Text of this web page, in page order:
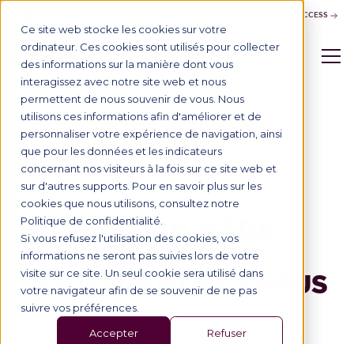
Ce site web stocke les cookies sur votre
ordinateur. Ces cookies sont utilisés pour collecter
des informations sur la manière dont vous
interagissez avec notre site web et nous
permettent de nous souvenir de vous. Nous
utilisons ces informations afin d'améliorer et de
personnaliser votre expérience de navigation, ainsi
que pour les données et les indicateurs
concernant nos visiteurs à la fois sur ce site web et
sur d'autres supports. Pour en savoir plus sur les
cookies que nous utilisons, consultez notre
Politique de confidentialité.
Si vous refusez l'utilisation des cookies, vos
informations ne seront pas suivies lors de votre
visite sur ce site. Un seul cookie sera utilisé dans
votre navigateur afin de se souvenir de ne pas
suivre vos préférences.
Accepter Refuser
BUSINESS ACCESS
Tous nos partenaires
NOS UNIVERSITÉS PARTENAIRES
GADJAH MADA
UNIVERSITY -
YOGYAKARTA CAMPUS